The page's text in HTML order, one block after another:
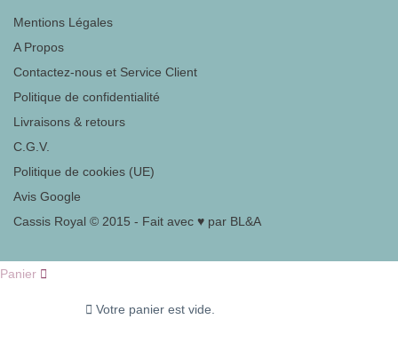
Mentions Légales
A Propos
Contactez-nous et Service Client
Politique de confidentialité
Livraisons & retours
C.G.V.
Politique de cookies (UE)
Avis Google
Cassis Royal © 2015 - Fait avec ♥ par BL&A
Panier
Votre panier est vide.